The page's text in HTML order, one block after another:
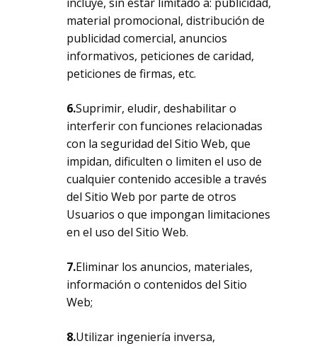
Go To Shop
material promocional, distribución de
publicidad comercial, anuncios
informativos, peticiones de caridad,
peticiones de firmas, etc.
6.Suprimir, eludir, deshabilitar o
interferir con funciones relacionadas
con la seguridad del Sitio Web, que
impidan, dificulten o limiten el uso de
cualquier contenido accesible a través
del Sitio Web por parte de otros
Usuarios o que impongan limitaciones
en el uso del Sitio Web.
7.Eliminar los anuncios, materiales,
información o contenidos del Sitio
Web;
8.Utilizar ingeniería inversa,